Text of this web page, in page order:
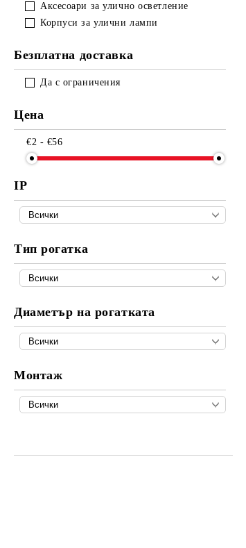
Аксесоари за улично осветление
Корпуси за улични лампи
Безплатна доставка
Да с ограничения
Цена
€2 - €56
IP
Тип рогатка
Диаметър на рогатката
Монтаж